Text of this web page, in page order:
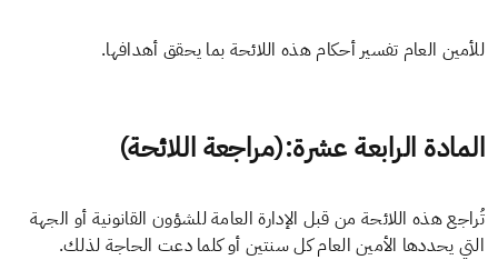
للأمين العام تفسير أحكام هذه اللائحة بما يحقق أهدافها.
المادة الرابعة عشرة:(مراجعة اللائحة)
تُراجع هذه اللائحة من قبل الإدارة العامة للشؤون القانونية أو الجهة
التي يحددها الأمين العام كل سنتين أو كلما دعت الحاجة لذلك.